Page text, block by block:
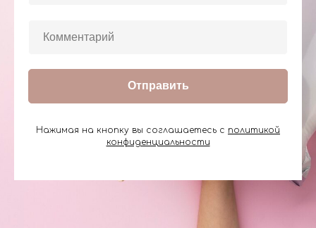
Отправить
Нажимая на кнопку вы соглашаетесь с политикой
конфиденциальности